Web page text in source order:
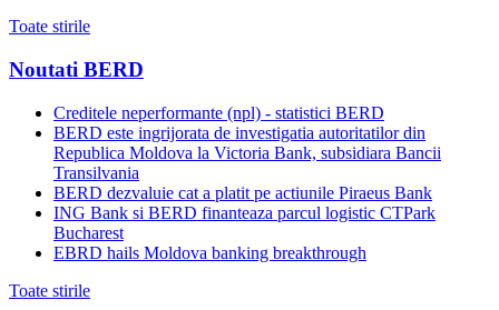
Toate stirile
Noutati BERD
Creditele neperformante (npl) - statistici BERD
BERD este ingrijorata de investigatia autoritatilor din
Republica Moldova la Victoria Bank, subsidiara Bancii
Transilvania
BERD dezvaluie cat a platit pe actiunile Piraeus Bank
ING Bank si BERD finanteaza parcul logistic CTPark
Bucharest
EBRD hails Moldova banking breakthrough
Toate stirile